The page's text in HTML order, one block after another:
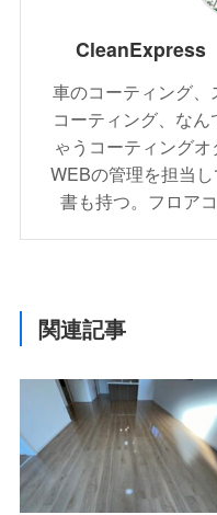
車のコーティング
コーティング、な
ゃうコーティング
WEBの管理を担当
書も持つ。フロア
関連記事